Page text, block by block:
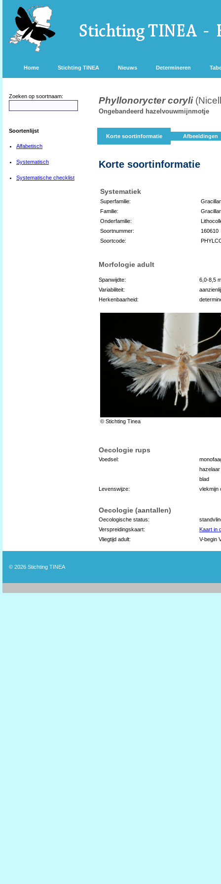
Home Stichting TINEA Nieuws Determineren
Zoeken op soortnaam:
Soortenlijst
Alfabetisch
Systematisch
Systematische checklist
Phyllonorycter coryli
Ongebandeerd hazelvouwmijnmotje
Korte soortinformatie Afbeeldingen
Korte soortinformatie
Systematiek
Superfamilie:
Familie:
Onderfamilie:
Soortnummer:
160610
Soortcode:
Morfologie adult
Spanwijdte:
6,0-8,5
Variabiliteit:
Herkenbaarheid:
© Stichting Tinea
Oecologie rups
Voedsel:
hazelaar
blad
Levenswijze:
vlekmijn
Oecologie (aantallen)
Oecologische status:
Verspreidingskaart:
Kaart in
Vliegtijd adult:
V-begin
© 2026 Stichting TINEA